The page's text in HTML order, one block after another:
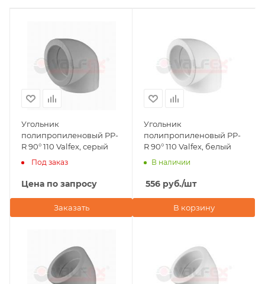
Угольник
полипропиленовый PP-
R 90° 110 Valfex, серый
Под заказ
Цена по запросу
Заказать
Угольник
полипропиленовый PP-
R 90° 110 Valfex, белый
В наличии
556 руб./шт
В корзину